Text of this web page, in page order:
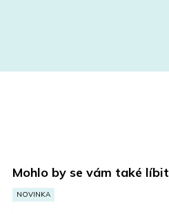
Mohlo by se vám také líbit